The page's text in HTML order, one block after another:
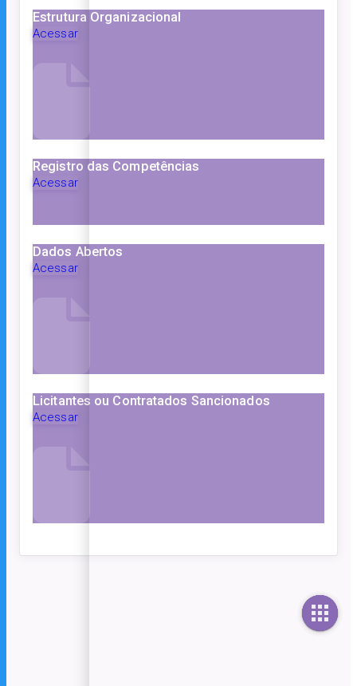
Estrutura Organizacional
Acessar
Registro das Competências
Acessar
Dados Abertos
Acessar
Licitantes ou Contratados Sancionados
Acessar